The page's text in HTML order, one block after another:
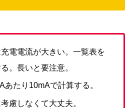
電電流が大きい。一覧表を
。長いと要注意。
あたり10mAで計算する。
慮しなくて大丈夫。